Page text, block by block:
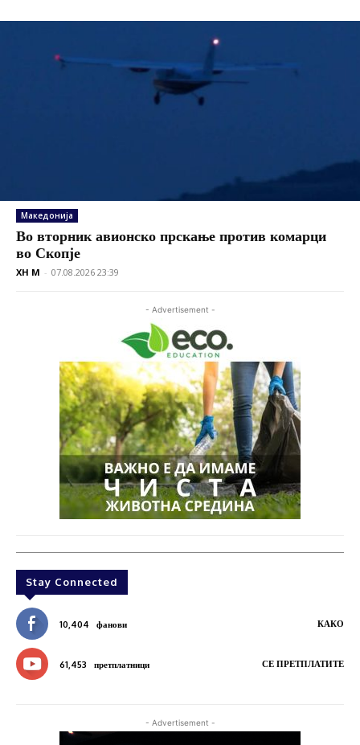
Македонија
Во вторник авионско прскање против комарци
во Скопје
XH M - 07.08.2026 23:39
- Advertisement -
Stay Connected
10,404 фанови КАКО
61,453 претплатници СЕ ПРЕТПЛАТИТЕ
- Advertisement -